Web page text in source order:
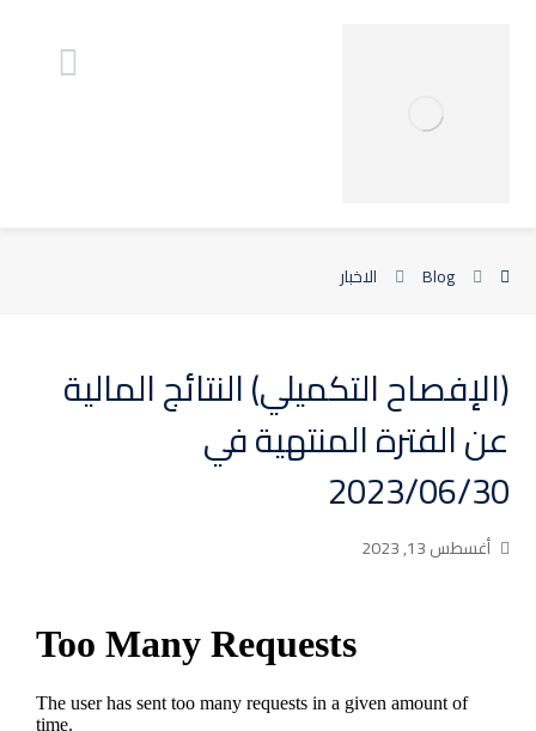
Blog الاخبار
(الإفصاح التكميلي) النتائج المالية
عن الفترة المنتهية في
2023/06/30
أغسطس 13, 2023